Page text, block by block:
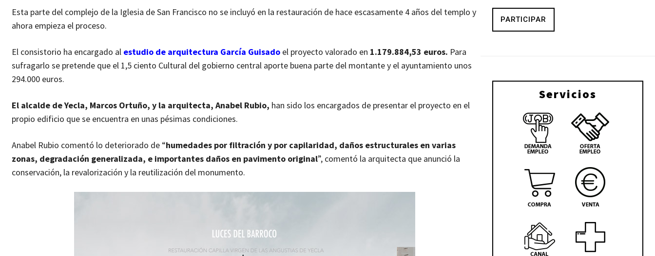
Esta parte del complejo de la Iglesia de San Francisco no se incluyó en la restauración de hace escasamente 4 años del templo y
ahora empieza el proceso.
El consistorio ha encargado al estudio de arquitectura García Guisado el proyecto valorado en 1.179.884,53 euros. Para
sufragarlo se pretende que el 1,5 ciento Cultural del gobierno central aporte buena parte del montante y el ayuntamiento unos
294.000 euros.
El alcalde de Yecla, Marcos Ortuño, y la arquitecta, Anabel Rubio, han sido los encargados de presentar el proyecto en el
propio edificio que se encuentra en unas pésimas condiciones.
Anabel Rubio comentó lo deteriorado de “humedades por filtración y por capilaridad, daños estructurales en varias
zonas, degradación generalizada, e importantes daños en pavimento original”, comentó la arquitecta que anunció la
conservación, la revalorización y la reutilización del monumento.
PARTICIPAR
Servicios